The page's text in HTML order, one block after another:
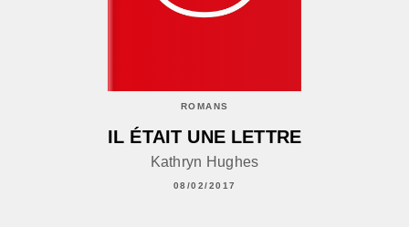
ROMANS
IL ÉTAIT UNE LETTRE
Kathryn Hughes
08/02/2017